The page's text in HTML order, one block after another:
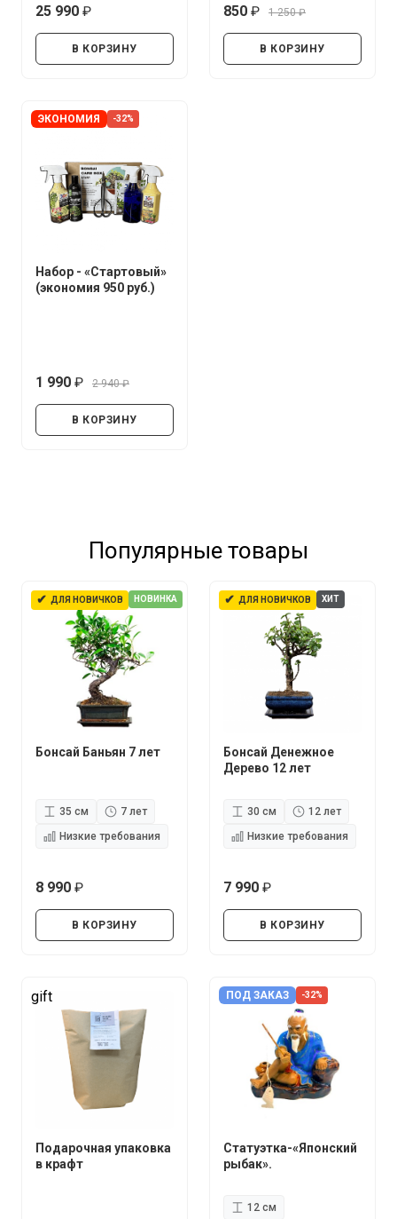
25 990
В КОРЗИНУ
850
1 250
В КОРЗИНУ
ЭКОНОМИЯ -32%
Набор - «Стартовый»
(экономия 950 руб.)
1 990
2 940
В КОРЗИНУ
Популярные товары
✔ ДЛЯ НОВИЧКОВ НОВИНКА
Бонсай Баньян 7 лет
35 см
7 лет
Низкие требования
8 990
В КОРЗИНУ
✔ ДЛЯ НОВИЧКОВ ХИТ
Бонсай Денежное
Дерево 12 лет
30 см
12 лет
Низкие требования
7 990
В КОРЗИНУ
gift
Подарочная упаковка
в крафт
ПОД ЗАКАЗ -32%
Статуэтка-«Японский
рыбак».
12 см